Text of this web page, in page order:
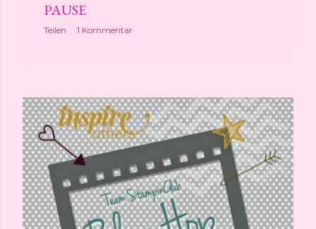
PAUSE
Teilen 1 Kommentar